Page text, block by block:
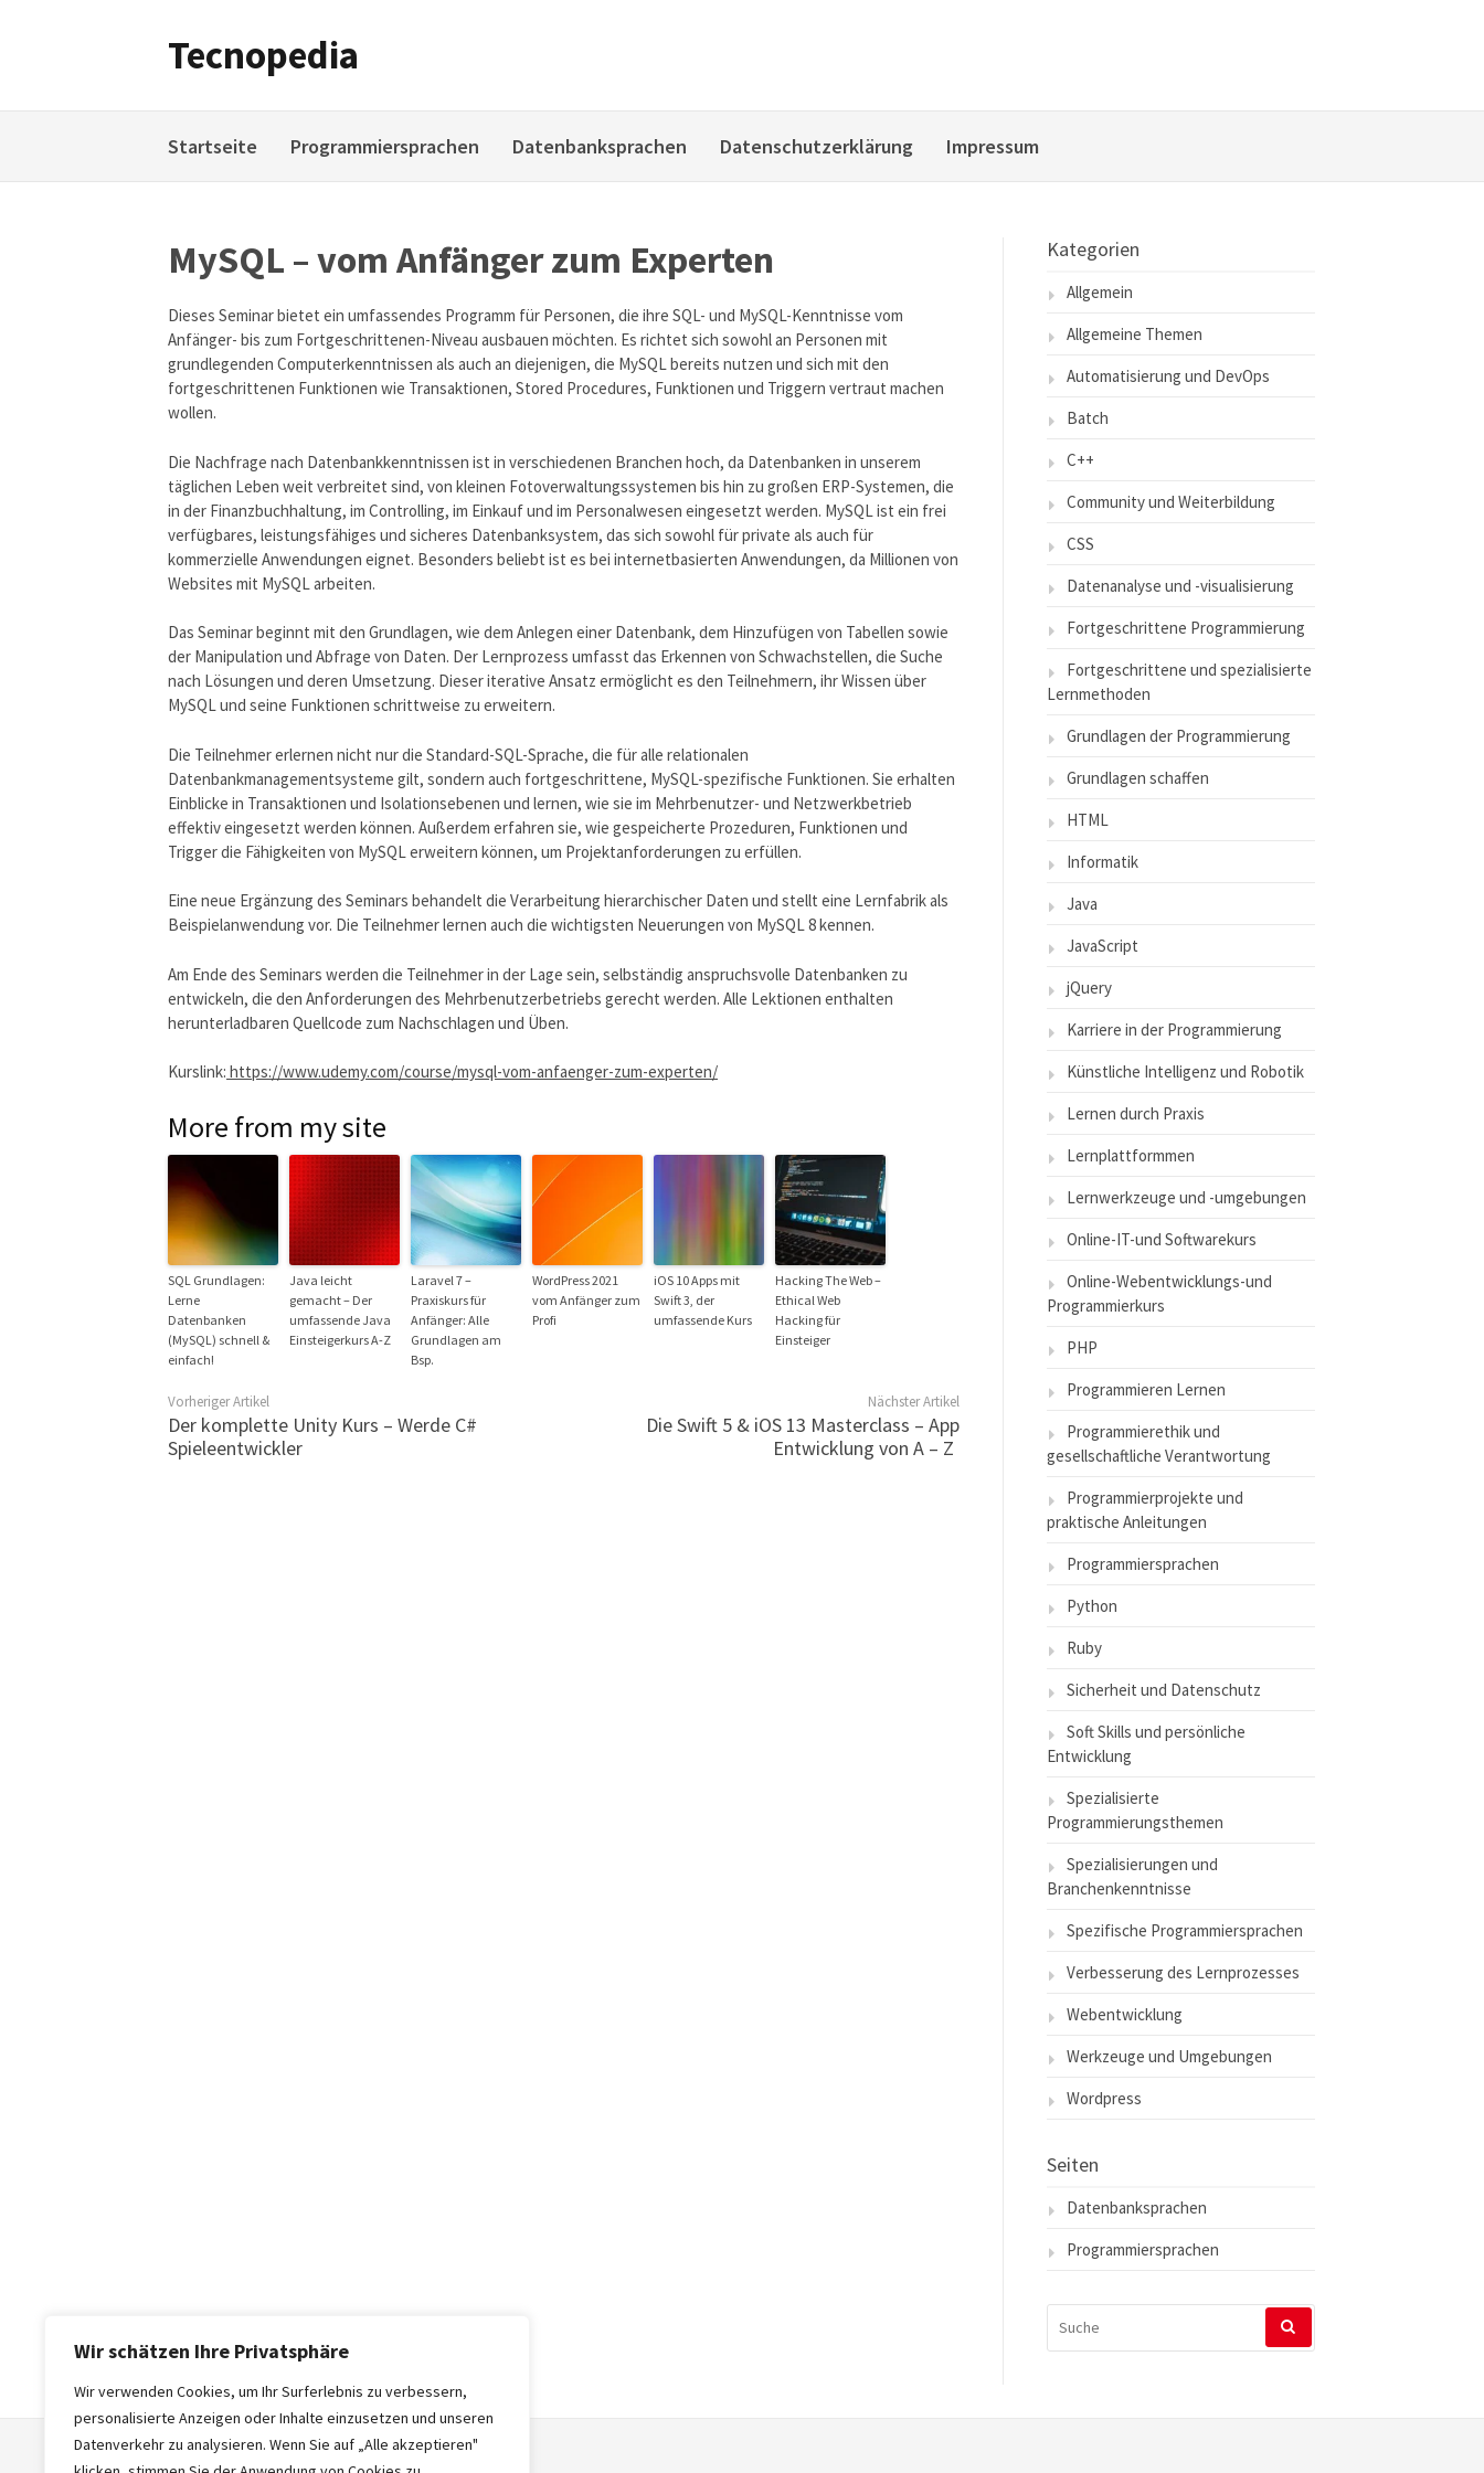
Wir schätzen Ihre Privatsphäre
Wir verwenden Cookies, um Ihr Surferlebnis zu verbessern,
personalisierte Anzeigen oder Inhalte einzusetzen und unseren
Datenverkehr zu analysieren. Wenn Sie auf „Alle akzeptieren"
Tecnopedia
Startseite Programmiersprachen Datenbanksprachen Datenschutzerklärung Impressum
MySQL – vom Anfänger zum Experten
Dieses Seminar bietet ein umfassendes Programm für Personen, die ihre SQL- und MySQL-Kenntnisse vom
Anfänger- bis zum Fortgeschrittenen-Niveau ausbauen möchten. Es richtet sich sowohl an Personen mit
grundlegenden Computerkenntnissen als auch an diejenigen, die MySQL bereits nutzen und sich mit den
fortgeschrittenen Funktionen wie Transaktionen, Stored Procedures, Funktionen und Triggern vertraut machen
wollen.
Die Nachfrage nach Datenbankkenntnissen ist in verschiedenen Branchen hoch, da Datenbanken in unserem
täglichen Leben weit verbreitet sind, von kleinen Fotoverwaltungssystemen bis hin zu großen ERP-Systemen, die
in der Finanzbuchhaltung, im Controlling, im Einkauf und im Personalwesen eingesetzt werden. MySQL ist ein frei
verfügbares, leistungsfähiges und sicheres Datenbanksystem, das sich sowohl für private als auch für
kommerzielle Anwendungen eignet. Besonders beliebt ist es bei internetbasierten Anwendungen, da Millionen von
Websites mit MySQL arbeiten.
Das Seminar beginnt mit den Grundlagen, wie dem Anlegen einer Datenbank, dem Hinzufügen von Tabellen sowie
der Manipulation und Abfrage von Daten. Der Lernprozess umfasst das Erkennen von Schwachstellen, die Suche
nach Lösungen und deren Umsetzung. Dieser iterative Ansatz ermöglicht es den Teilnehmern, ihr Wissen über
MySQL und seine Funktionen schrittweise zu erweitern.
Die Teilnehmer erlernen nicht nur die Standard-SQL-Sprache, die für alle relationalen
Datenbankmanagementsysteme gilt, sondern auch fortgeschrittene, MySQL-spezifische Funktionen. Sie erhalten
Einblicke in Transaktionen und Isolationsebenen und lernen, wie sie im Mehrbenutzer- und Netzwerkbetrieb
effektiv eingesetzt werden können. Außerdem erfahren sie, wie gespeicherte Prozeduren, Funktionen und
Trigger die Fähigkeiten von MySQL erweitern können, um Projektanforderungen zu erfüllen.
Eine neue Ergänzung des Seminars behandelt die Verarbeitung hierarchischer Daten und stellt eine Lernfabrik als
Beispielanwendung vor. Die Teilnehmer lernen auch die wichtigsten Neuerungen von MySQL 8 kennen.
Am Ende des Seminars werden die Teilnehmer in der Lage sein, selbständig anspruchsvolle Datenbanken zu
entwickeln, die den Anforderungen des Mehrbenutzerbetriebs gerecht werden. Alle Lektionen enthalten
herunterladbaren Quellcode zum Nachschlagen und Üben.
Kurslink: https://www.udemy.com/course/mysql-vom-anfaenger-zum-experten/
More from my site
SQL Grundlagen:
Lerne
Datenbanken
(MySQL) schnell &
einfach!
Java leicht
gemacht – Der
umfassende Java
Einsteigerkurs A-Z
Laravel 7 –
Praxiskurs für
Anfänger: Alle
Grundlagen am
Bsp.
WordPress 2021
vom Anfänger zum
Profi
iOS 10 Apps mit
Swift 3, der
umfassende Kurs
Hacking The Web –
Ethical Web
Hacking für
Einsteiger
Vorheriger Artikel
Der komplette Unity Kurs – Werde C#
Spieleentwickler
Nächster Artikel
Die Swift 5 & iOS 13 Masterclass – App
Entwicklung von A – Z
Kategorien
Allgemein
Allgemeine Themen
Automatisierung und DevOps
Batch
C++
Community und Weiterbildung
CSS
Datenanalyse und -visualisierung
Fortgeschrittene Programmierung
Fortgeschrittene und spezialisierte
Lernmethoden
Grundlagen der Programmierung
Grundlagen schaffen
HTML
Informatik
Java
JavaScript
jQuery
Karriere in der Programmierung
Künstliche Intelligenz und Robotik
Lernen durch Praxis
Lernplattformmen
Lernwerkzeuge und -umgebungen
Online-IT-und Softwarekurs
Online-Webentwicklungs-und
Programmierkurs
PHP
Programmieren Lernen
Programmierethik und
gesellschaftliche Verantwortung
Programmierprojekte und
praktische Anleitungen
Programmiersprachen
Python
Ruby
Sicherheit und Datenschutz
Soft Skills und persönliche
Entwicklung
Spezialisierte
Programmierungsthemen
Spezialisierungen und
Branchenkenntnisse
Spezifische Programmiersprachen
Verbesserung des Lernprozesses
Webentwicklung
Werkzeuge und Umgebungen
Wordpress
Seiten
Datenbanksprachen
Programmiersprachen
NACH: